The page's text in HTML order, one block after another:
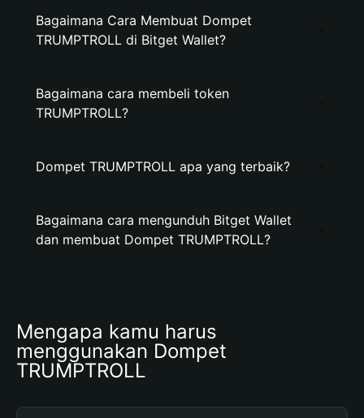
Bagaimana Cara Membuat Dompet
TRUMPTROLL di Bitget Wallet?
Bagaimana cara membeli token
TRUMPTROLL?
Dompet TRUMPTROLL apa yang terbaik?
Bagaimana cara mengunduh Bitget Wallet
dan membuat Dompet TRUMPTROLL?
Mengapa kamu harus
menggunakan Dompet
TRUMPTROLL